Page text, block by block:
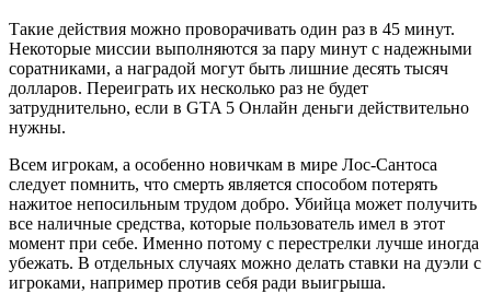
Такие действия можно проворачивать один раз в 45 минут.
Некоторые миссии выполняются за пару минут с надежными
соратниками, а наградой могут быть лишние десять тысяч
долларов. Переиграть их несколько раз не будет
затруднительно, если в GTA 5 Онлайн деньги действительно
нужны.
Всем игрокам, а особенно новичкам в мире Лос-Сантоса
следует помнить, что смерть является способом потерять
нажитое непосильным трудом добро. Убийца может получить
все наличные средства, которые пользователь имел в этот
момент при себе. Именно потому с перестрелки лучше иногда
убежать. В отдельных случаях можно делать ставки на дуэли с
игроками, например против себя ради выигрыша.